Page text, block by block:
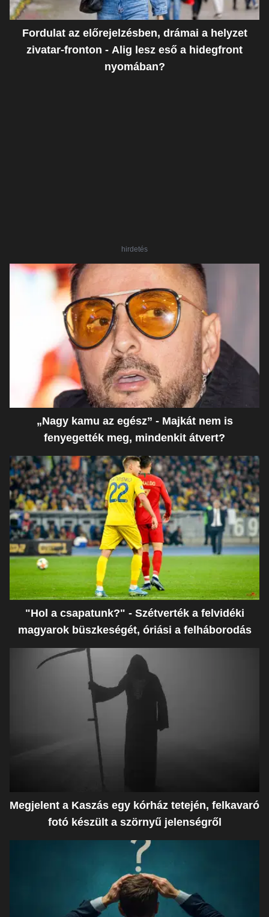
Fordulat az előrejelzésben, drámai a helyzet
zivatar-fronton - Alig lesz eső a hidegfront
nyomában?
hirdetés
„Nagy kamu az egész” - Majkát nem is
fenyegették meg, mindenkit átvert?
"Hol a csapatunk?" - Szétverték a felvidéki
magyarok büszkeségét, óriási a felháborodás
Megjelent a Kaszás egy kórház tetején, felkavaró
fotó készült a szörnyű jelenségről